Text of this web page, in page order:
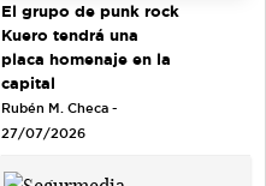
El grupo de punk rock
Kuero tendrá una
placa homenaje en la
capital
Rubén M. Checa -
27/07/2026